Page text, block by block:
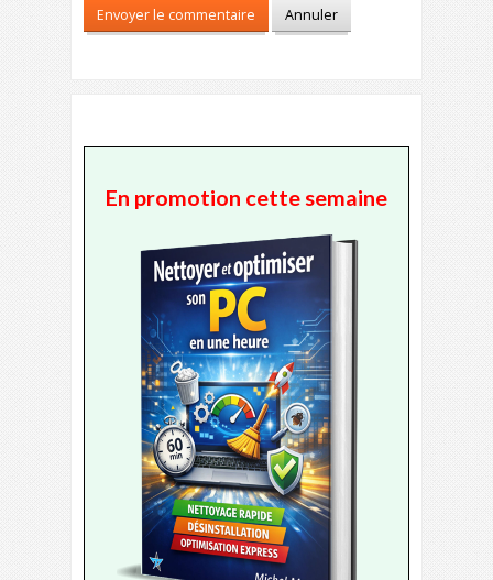
En promotion cette semaine